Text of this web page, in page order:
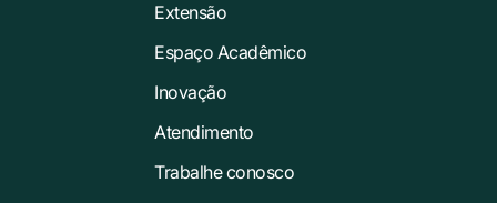
Extensão
Espaço Acadêmico
Inovação
Atendimento
Trabalhe conosco